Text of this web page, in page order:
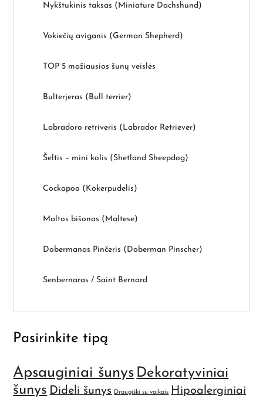
Nykštukinis taksas (Miniature Dachshund)
Vokiečių aviganis (German Shepherd)
TOP 5 mažiausios šunų veislės
Bulterjeras (Bull terrier)
Labradoro retriveris (Labrador Retriever)
Šeltis – mini kolis (Shetland Sheepdog)
Cockapoo (Kokerpudelis)
Maltos bišonas (Maltese)
Dobermanas Pinčeris (Doberman Pinscher)
Senbernaras / Saint Bernard
Pasirinkite tipą
Apsauginiai šunys Dekoratyviniai
šunys Dideli šunys Draugiški su vaikais Hipoalerginiai